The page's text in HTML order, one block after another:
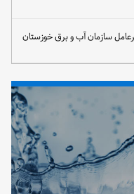
سازمان آب و برق خوزستان